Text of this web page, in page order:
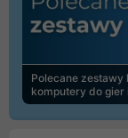
Polecane zestawy
komputery do gier